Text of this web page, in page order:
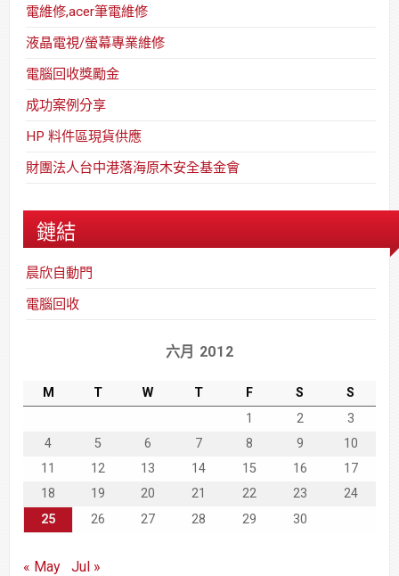
電維修,acer筆電維修
液晶電視/螢幕專業維修
電腦回收獎勵金
成功案例分享
HP 料件區現貨供應
財團法人台中港落海原木安全基金會
鏈結
晨欣自動門
電腦回收
六月 2012
M T W T F S
S
1
2
3
4
5 6 7 8 9
10
11
12 13 14 15 16
17
18
19 20 21 22 23
24
25
26 27 28 29 30
« May Jul »